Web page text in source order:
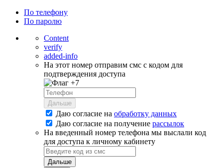
По телефону
По паролю
Content
verify
added-info
На этот номер отправим смс с кодом для
подтверждения доступа
+7
Дальше
Даю согласие на обработку данных
Даю согласие на получение рассылок
На введенный номер телефона мы выслали код
для доступа к личному кабинету
Дальше